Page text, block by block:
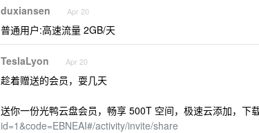
duxiansen Apr 20
普通用户:高速流量 2GB/天
TeslaLyon Apr 20
趁着赠送的会员，耍几天
送你一份光鸭云盘会员，畅享 500T 空间，极速云添加，下
id=1&code=EBNEAI#/activity/invite/share